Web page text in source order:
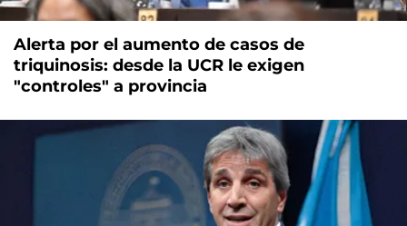
Alerta por el aumento de casos de
triquinosis: desde la UCR le exigen
"controles" a provincia